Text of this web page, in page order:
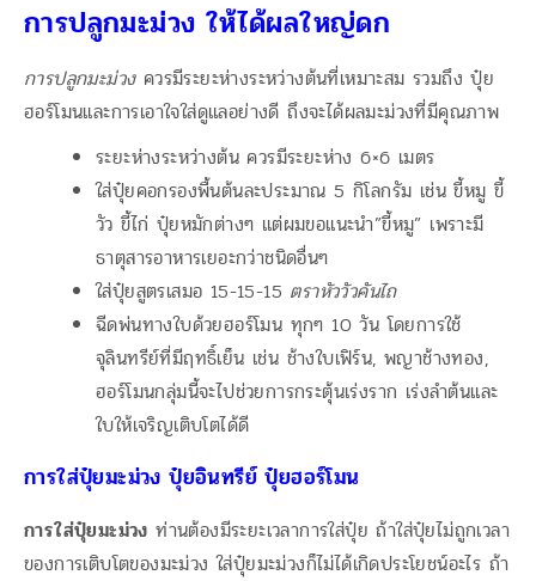
การปลูกมะม่วง ให้ได้ผลใหญ่ดก
การปลูกมะม่วงควรมีระยะห่างระหว่างต้นที่เหมาะสม รวมถึง ปุ๋ย
ฮอร์โมนและการเอาใจใส่ดูแลอย่างดี ถึงจะได้ผลมะม่วงที่มีคุณภาพ
ระยะห่างระหว่างต้น ควรมีระยะห่าง 6×6 เมตร
ใส่ปุ๋ยคอกรองพื้นต้นละประมาณ 5 กิโลกรัม เช่น ขี้หมู ขี้
วัว ขี้ไก่ ปุ๋ยหมักต่างๆ แต่ผมขอแนะนำ”ขี้หมู” เพราะมี
ธาตุสารอาหารเยอะกว่าชนิดอื่นๆ
ใส่ปุ๋ยสูตรเสมอ 15-15-15 ตราหัววัวคันไถ
ฉีดพ่นทางใบด้วยฮอร์โมน ทุกๆ 10 วัน โดยการใช้
จุลินทรีย์ที่มีฤทธิ์เย็น เช่น ช้างใบเฟิร์น, พญาช้างทอง,
ฮอร์โมนกลุ่มนี้จะไปช่วยการกระตุ้นเร่งราก เร่งลำต้นและ
ใบให้เจริญเติบโตได้ดี
การใส่ปุ๋ยมะม่วง ปุ๋ยอินทรีย์ ปุ๋ยฮอร์โมน
การใส่ปุ๋ยมะม่วง ท่านต้องมีระยะเวลาการใส่ปุ๋ย ถ้าใส่ปุ๋ยไม่ถูกเวลา
ของการเติบโตของมะม่วง ใส่ปุ๋ยมะม่วงก็ไม่ได้เกิดประโยชน์อะไร ถ้า